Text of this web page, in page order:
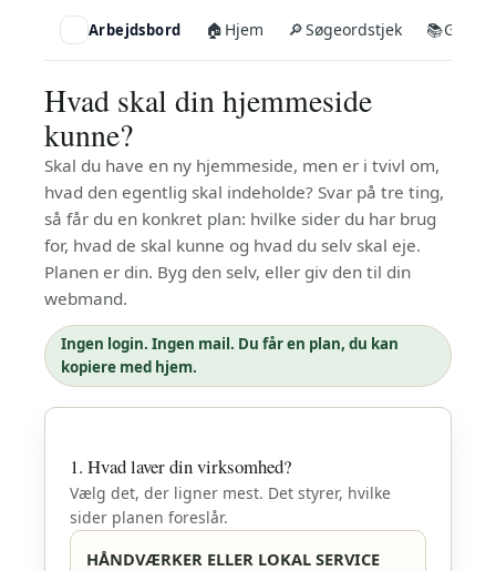
indholdet
Arbejdsbord 🏠 Hjem 🔎Søgeordstjek 📚
Hvad skal din hjemmeside
kunne?
Skal du have en ny hjemmeside, men er i tvivl om,
hvad den egentlig skal indeholde? Svar på tre ting,
så får du en konkret plan: hvilke sider du har brug
for, hvad de skal kunne og hvad du selv skal eje.
Planen er din. Byg den selv, eller giv den til din
webmand.
Ingen login. Ingen mail. Du får en plan, du kan
kopiere med hjem.
1. Hvad laver din virksomhed?
Vælg det, der ligner mest. Det styrer, hvilke
sider planen foreslår.
HÅNDVÆRKER ELLER LOKAL SERVICE